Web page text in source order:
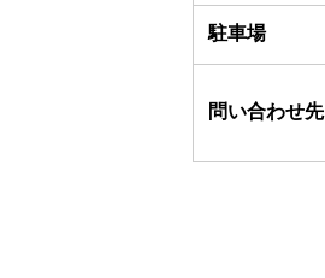
駐車場
問い合わせ先